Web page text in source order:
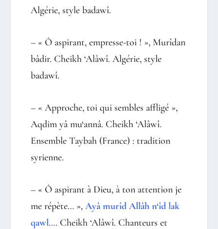
Algérie, style badawî.
– « Ô aspirant, empresse-toi ! », Murîdan
bâdir. Cheikh ‘Alâwî. Algérie, style
badawî.
– « Approche, toi qui sembles affligé »,
Aqdim yâ mu‘annâ. Cheikh ‘Alâwî.
Ensemble Taybah (France) : tradition
syrienne.
– « Ô aspirant à Dieu, à ton attention je
me répète… », Ayâ murîd Allâh n‘îd lak
qawl…. Cheikh ‘Alâwî. Chanteurs et